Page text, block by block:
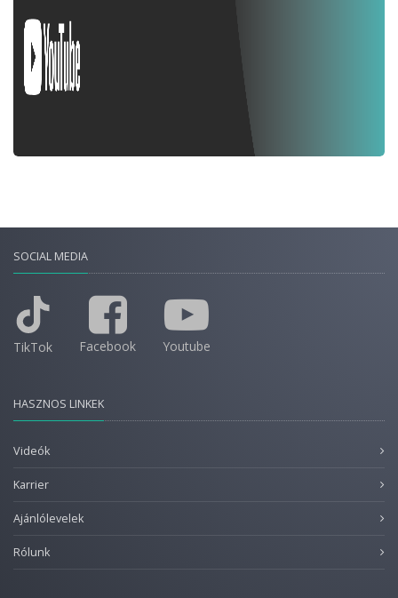
SOCIAL MEDIA
TikTok Facebook Youtube
HASZNOS LINKEK
Videók
Karrier
Ajánlólevelek
Rólunk